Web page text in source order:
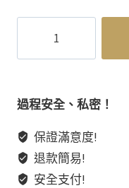
守
黑
超
七
畢
過程安全、私密！
保證滿意度!
退款簡易!
安全支付!